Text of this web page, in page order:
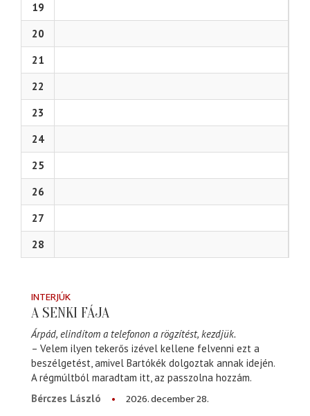
19
20
21
22
23
24
25
26
27
28
INTERJÚK
A SENKI FÁJA
Árpád, elindítom a telefonon a rögzítést, kezdjük.
– Velem ilyen tekerős izével kellene felvenni ezt a
beszélgetést, amivel Bartókék dolgoztak annak idején.
A régmúltból maradtam itt, az passzolna hozzám.
Bérczes László
2026. december 28.